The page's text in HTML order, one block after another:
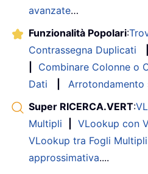
avanzate…
Funzionalità Popolari:
Contrassegna Duplicati
Combinare Colonne o
Dati
Arrotondamento
Super RICERCA.VERT:
Multipli
VLookup con
VLookup tra Fogli Multipli
approssimativa....